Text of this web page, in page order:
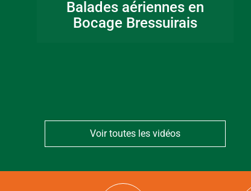
Balades aériennes en
Bocage Bressuirais
Voir toutes les vidéos
Fête de la
en Bocage